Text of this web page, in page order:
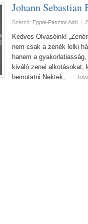
Johann Sebastian
Szerző: Eppel-Pásztor Adri |
Kedves Olvasóink!
nem csak a zenék lelki
hanem a
kiváló zenei alkotásokat,
bemutatni Nektek,…